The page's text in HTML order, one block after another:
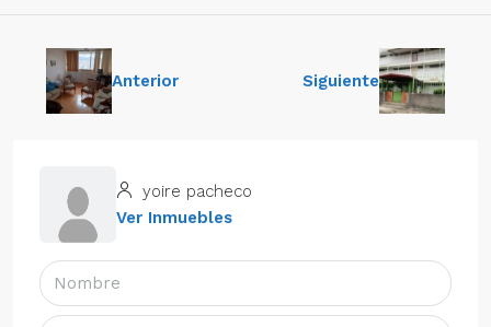
Anterior Siguiente
yoire pacheco
Ver Inmuebles